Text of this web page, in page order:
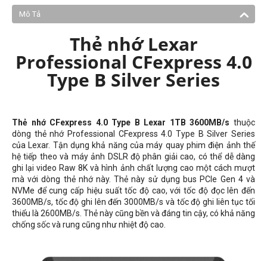
Mô Tả
Thẻ nhớ Lexar
Professional CFexpress 4.0
Type B Silver Series
Thẻ nhớ CFexpress 4.0 Type B Lexar 1TB 3600MB/s thuộc
dòng thẻ nhớ Professional CFexpress 4.0 Type B Silver Series
của Lexar. Tận dụng khả năng của máy quay phim điện ảnh thế
hệ tiếp theo và máy ảnh DSLR độ phân giải cao, có thể dễ dàng
ghi lại video Raw 8K và hình ảnh chất lượng cao một cách mượt
mà với dòng thẻ nhớ này. Thẻ này sử dụng bus PCIe Gen 4 và
NVMe để cung cấp hiệu suất tốc độ cao, với tốc độ đọc lên đến
3600MB/s, tốc độ ghi lên đến 3000MB/s và tốc độ ghi liên tục tối
thiểu là 2600MB/s. Thẻ này cũng bền và đáng tin cậy, có khả năng
chống sốc và rung cũng như nhiệt độ cao.